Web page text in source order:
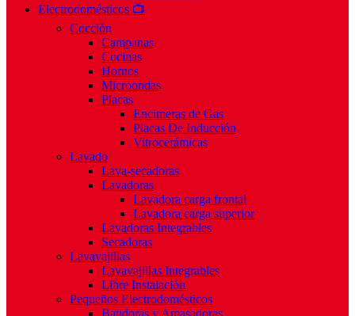
Electrodomésticos 📺
Cocción
Campanas
Cocinas
Hornos
Microondas
Placas
Encimeras de Gas
Placas De Inducción
Vitrocerámicas
Lavado
Lava-secadoras
Lavadoras
Lavadora carga frontal
Lavadora carga superior
Lavadoras Integrables
Secadoras
Lavavajillas
Lavavajillas Integrables
Libre Instalación
Pequeños Electrodomésticos
Batidoras y Amasadoras